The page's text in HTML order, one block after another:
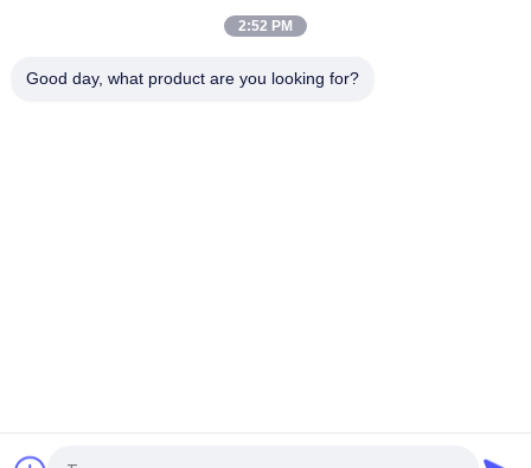
Elektronik Üretimi İçin Yüksek Performanslı Tam Otomatik
2:52 PM
Good day, what product are you looking for?